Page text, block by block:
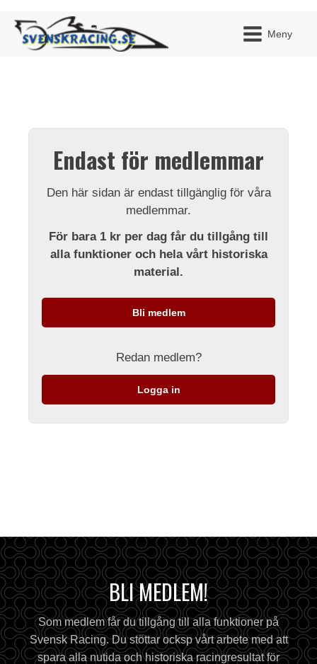
Meny
Endast för medlemmar
Den här sidan är endast tillgänglig för våra
medlemmar.
För bara 1 kr per dag får du tillgång till
alla funktioner och hela vårt historiska
material.
Bli medlem
Redan medlem?
Logga in
BLI MEDLEM!
Som medlem får du tillgång till alla funktioner på
Svensk Racing. Du stöttar ocksp vårt arbete med att
spara alla nutida och historiska racingresultat för